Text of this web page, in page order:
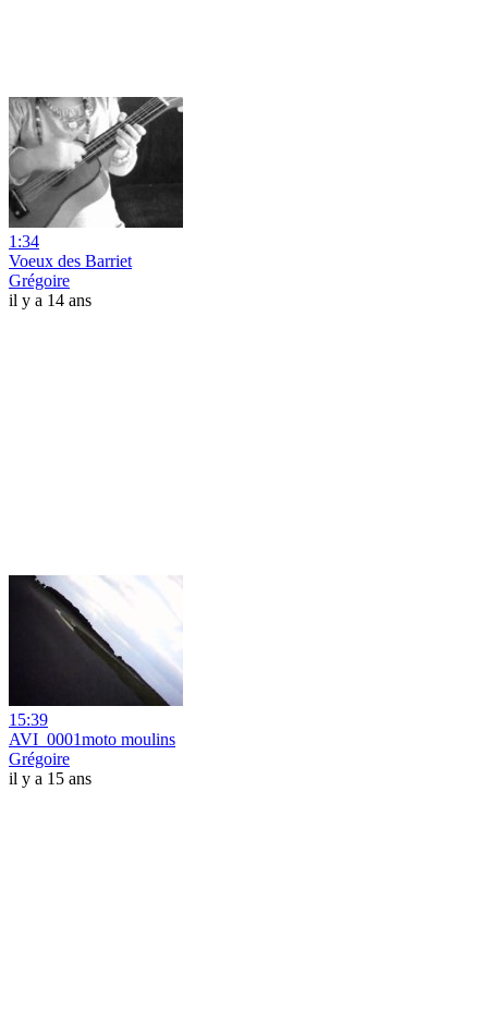
1:34
Voeux des Barriet
Grégoire
il y a 14 ans
15:39
AVI_0001moto moulins
Grégoire
il y a 15 ans